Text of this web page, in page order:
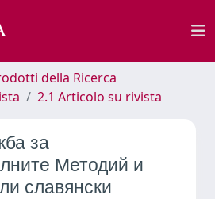
della Ricerca
2.1 Articolo su rivista
за
Методий и
славянски